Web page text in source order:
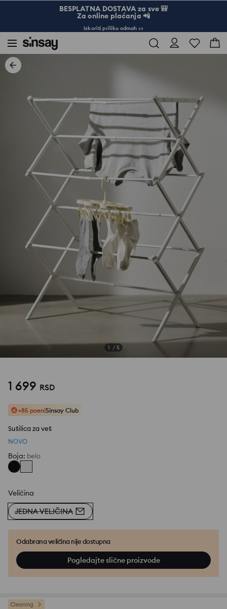
BESPLATNA DOSTAVA za sve 🎒
Za online plaćanja 📲
Iskoriti priliku odmah >>
1 / 5
1 699 RSD
+85 poeniSinsay Club
Sušilica za veš
NOVO
Boja: belo
Veličina
JEDNA VELIČINA
Odabrana veličina nije dostupna
Pogledajte slične proizvode
Cleaning